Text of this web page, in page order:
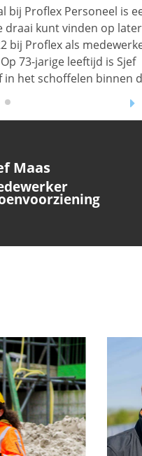
Personeel is een mooi
op latere leeftijd.
als medewerker
leeftijd is Sjef
binnen de